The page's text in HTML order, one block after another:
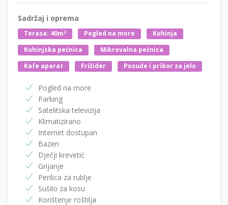
Sadržaj i oprema
Terasa: 40m2 Pogled na more
Kuhinja
Kuhinjska pećnica
Mikrovalna pećnica
Kafe aparat
Frižider Posuđe i pribor za jelo
Pogled na more
Parking
Satelitska televizija
Klimatizirano
Internet dostupan
Bazen
Dječji krevetić
Grijanje
Perilica za rublje
Sušilo za kosu
Korištenje roštilja